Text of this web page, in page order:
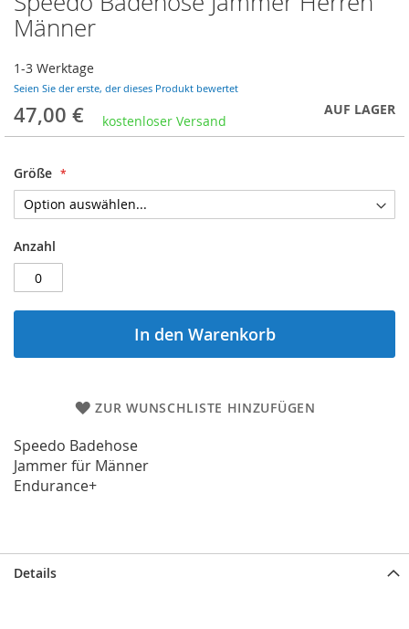
Männer
1-3 Werktage
Seien Sie der erste, der dieses Produkt bewertet
47,00 € kostenloser Versand
AUF LAGER
Größe
Anzahl
In den Warenkorb
ZUR WUNSCHLISTE HINZUFÜGEN
Speedo Badehose
Jammer für Männer
Endurance+
Anfang
der
springen
Details